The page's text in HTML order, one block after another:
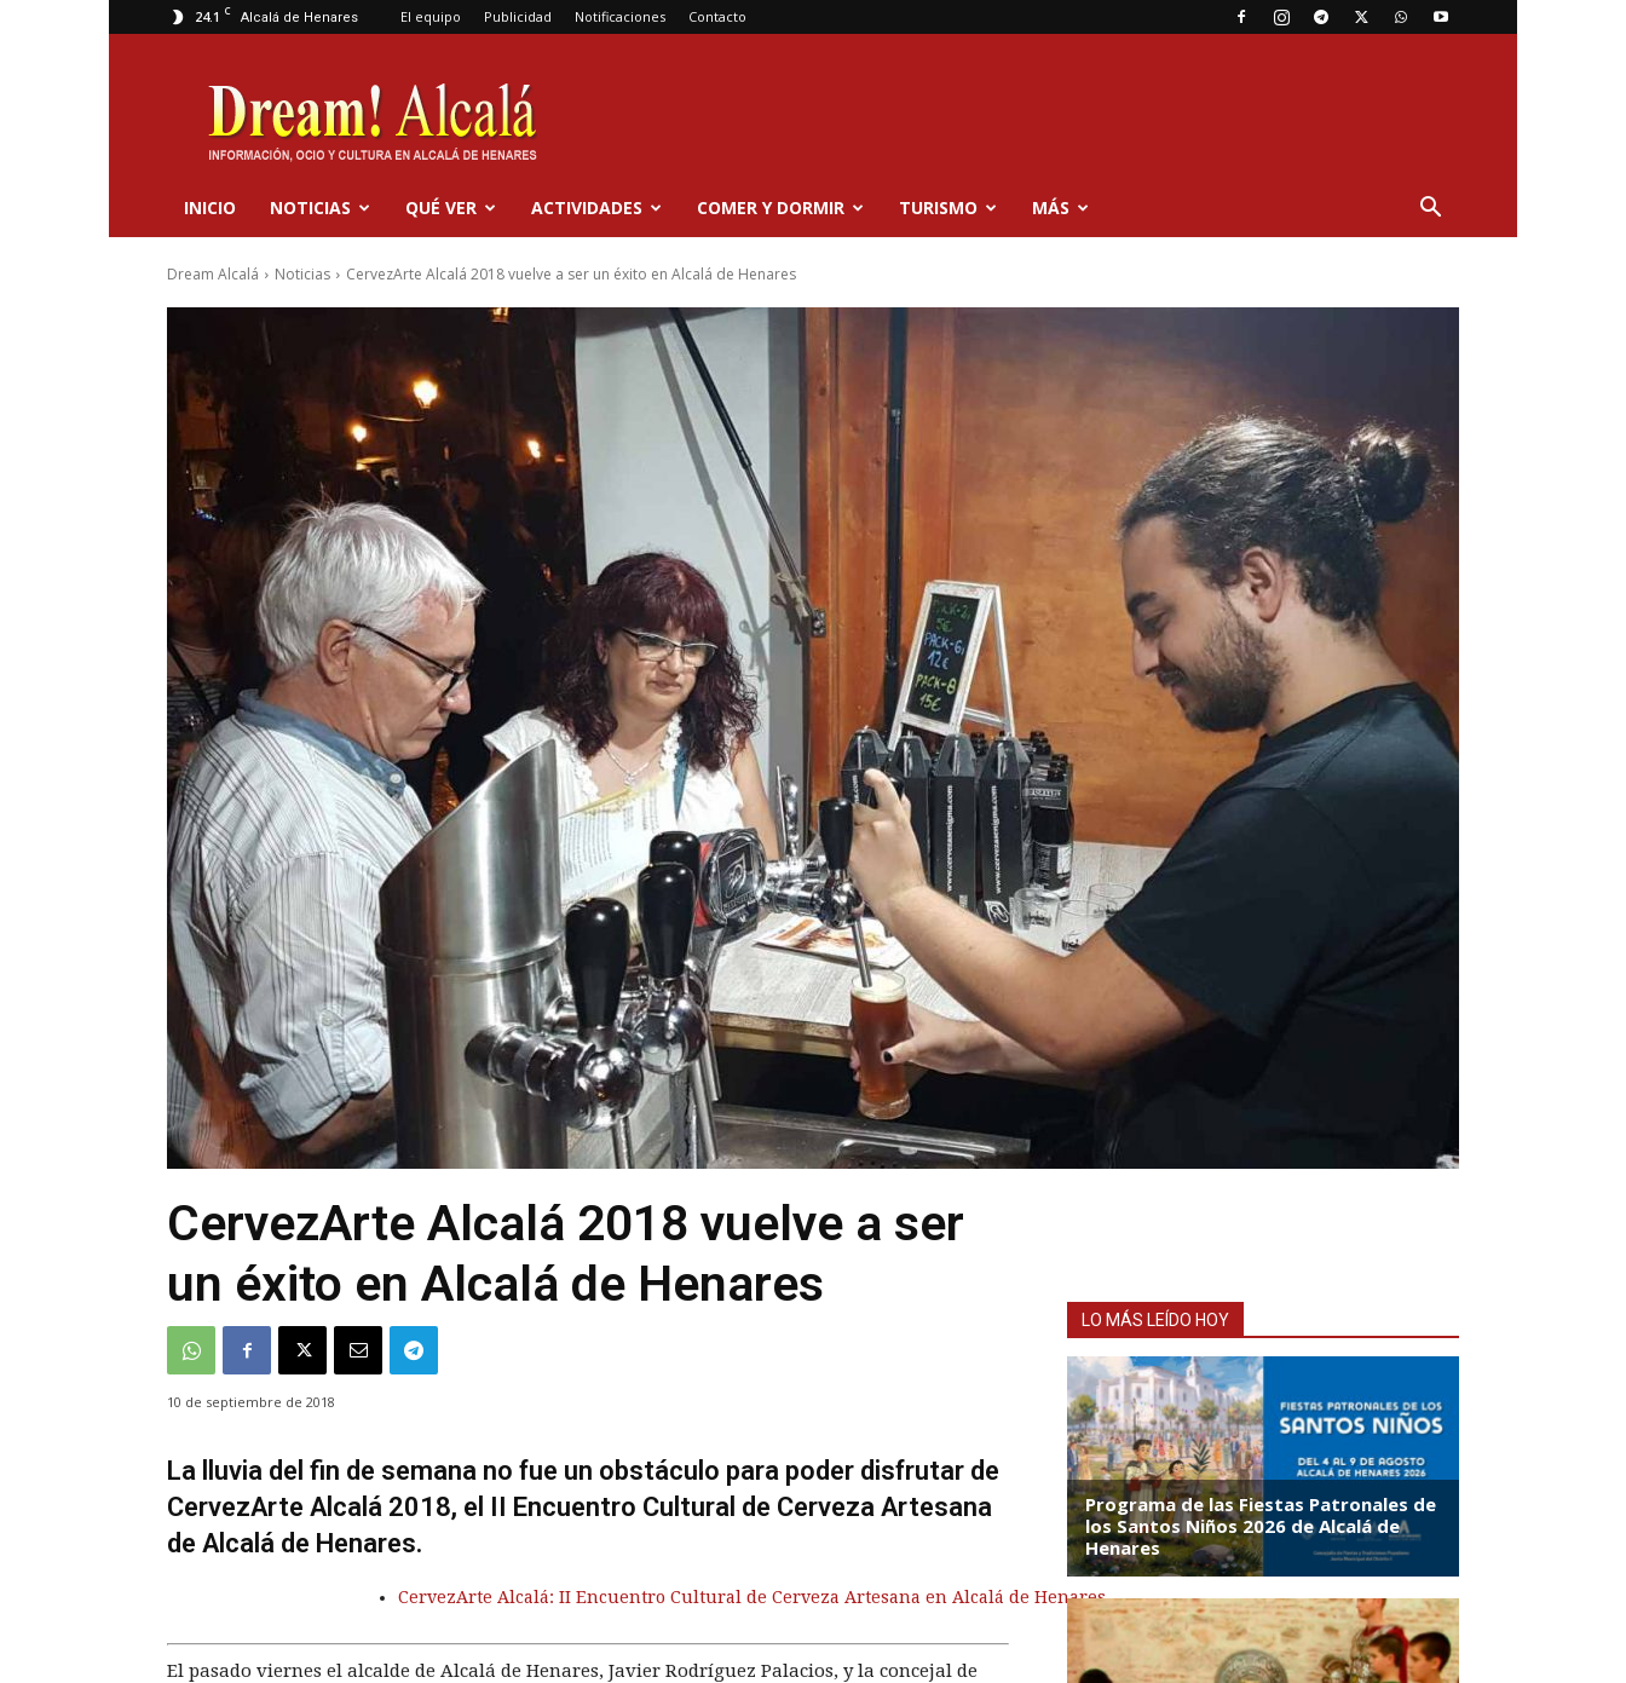
24.1 C Alcalá de Henares El equipo Publicidad Notificaciones Contacto
Dream
Alcalá
INICIO NOTICIAS QUÉ VER ACTIVIDADES COMER Y DORMIR TURISMO MÁS
Dream Alcalá Noticias CervezArte Alcalá 2018 vuelve a ser un éxito en Alcalá de Henares
CervezArte Alcalá 2018 vuelve a ser
un éxito en Alcalá de Henares
10 de septiembre de 2018
La lluvia del fin de semana no fue un obstáculo para poder disfrutar de
CervezArte Alcalá 2018, el II Encuentro Cultural de Cerveza Artesana
de Alcalá de Henares.
CervezArte Alcalá: II Encuentro Cultural de Cerveza Artesana en Alcalá de Henares
El pasado viernes el alcalde de Alcalá de Henares, Javier Rodríguez Palacios, y la concejal de
LO MÁS LEÍDO HOY